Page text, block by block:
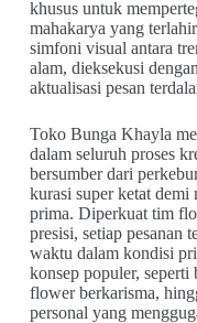
khusus untuk
mahakarya yang
simfoni visual antara
alam, dieksekusi
aktualisasi pesan
Toko Bunga Khayla
dalam seluruh proses
bersumber dari
kurasi super ketat demi
prima. Diperkuat tim
presisi, setiap pesanan
waktu dalam kondisi
konsep populer,
flower berkarisma,
personal yang